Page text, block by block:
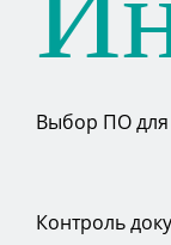
Выбор ПО для
Контроль